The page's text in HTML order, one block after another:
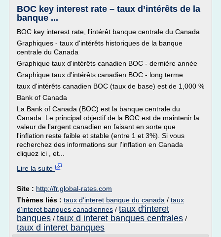
BOC key interest rate – taux d’intérêts de la
banque ...
BOC key interest rate, l'intérêt banque centrale du Canada
Graphiques - taux d'intérêts historiques de la banque
centrale du Canada
Graphique taux d'intérêts canadien BOC - dernière année
Graphique taux d'intérêts canadien BOC - long terme
taux d'intérêts canadien BOC (taux de base) est de 1,000 %
Bank of Canada
La Bank of Canada (BOC) est la banque centrale du
Canada. Le principal objectif de la BOC est de maintenir la
valeur de l'argent canadien en faisant en sorte que
l'inflation reste faible et stable (entre 1 et 3%). Si vous
recherchez des informations sur l'inflation en Canada
cliquez ici , et...
Lire la suite
Site : http://fr.global-rates.com
Thèmes liés : taux d'interet banque du canada / taux
d'interet banques canadiennes / taux d'interet
banques / taux d interet banques centrales /
taux d interet banques